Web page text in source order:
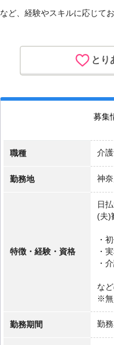
など、経験やスキルに応じて
とり
募集
職種 介
勤務地 神
特徴・経験・資格
日
(夫)
・
・
・
な
※無
勤務期間 勤